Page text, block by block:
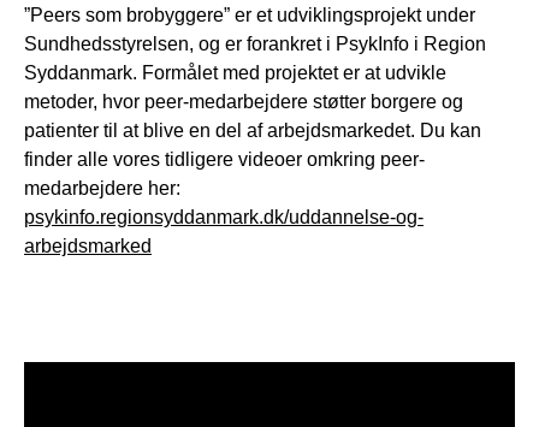
”Peers som brobyggere” er et udviklingsprojekt under
Sundhedsstyrelsen, og er forankret i PsykInfo i Region
Syddanmark. Formålet med projektet er at udvikle
metoder, hvor peer-medarbejdere støtter borgere og
patienter til at blive en del af arbejdsmarkedet. Du kan
finder alle vores tidligere videoer omkring peer-
medarbejdere her:
psykinfo.regionsyddanmark.dk/uddannelse-og-
arbejdsmarked